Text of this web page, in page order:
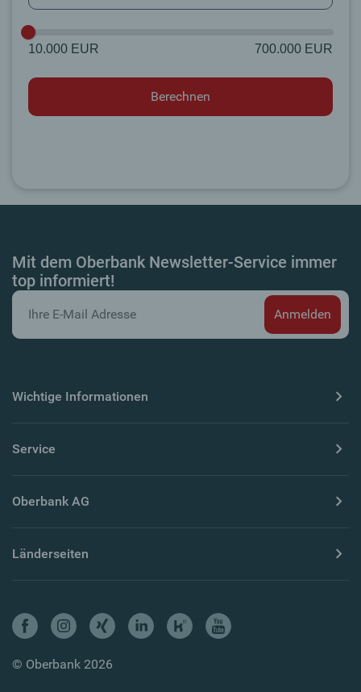
10.000 EUR 700.000 EUR
Mit dem Oberbank Newsletter-Service immer
top informiert!
Wichtige Informationen
Service
Oberbank AG
Länderseiten
© Oberbank 2026